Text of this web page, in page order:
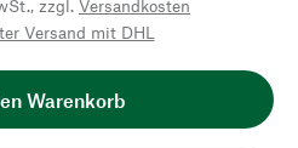
zzgl. Versandkosten
Versand mit DHL
Warenkorb